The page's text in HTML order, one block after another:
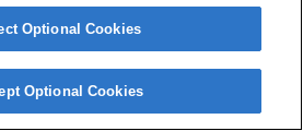
Optional Cookies
Optional Cookies